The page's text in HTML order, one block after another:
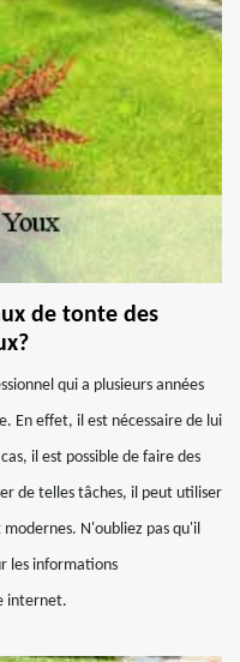
de tonte des
qui a plusieurs années
En effet, il est nécessaire de lui
il est possible de faire des
de telles tâches, il peut utiliser
N'oubliez pas qu'il
les informations
internet.